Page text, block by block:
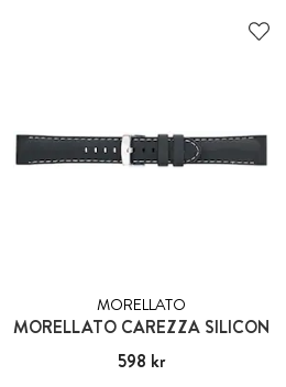
MORELLATO
MORELLATO CAREZZA SILICON
Pris:598 kr
598 kr